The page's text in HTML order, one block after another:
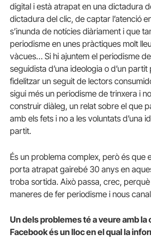
digital i està atrapat en una dictadura
dictadura del clic, de captar l’atenció
s’inunda de notícies diàriament i que
periodisme en unes pràctiques molt
vàcues… Si hi ajuntem el periodisme
seguidista d’una ideologia o d’un
fidelitzar un seguit de lectors
sigui més un periodisme de trinxera i
construir diàleg, un relat sobre el que
amb els fets i no a les voluntats d’una
partit.
És un problema complex, però és que
porta atrapat gairebé 30 anys en
troba sortida. Això passa, crec,
maneres de fer periodisme i nous
Un dels problemes té a veure amb la
Facebook és un lloc en el qual la